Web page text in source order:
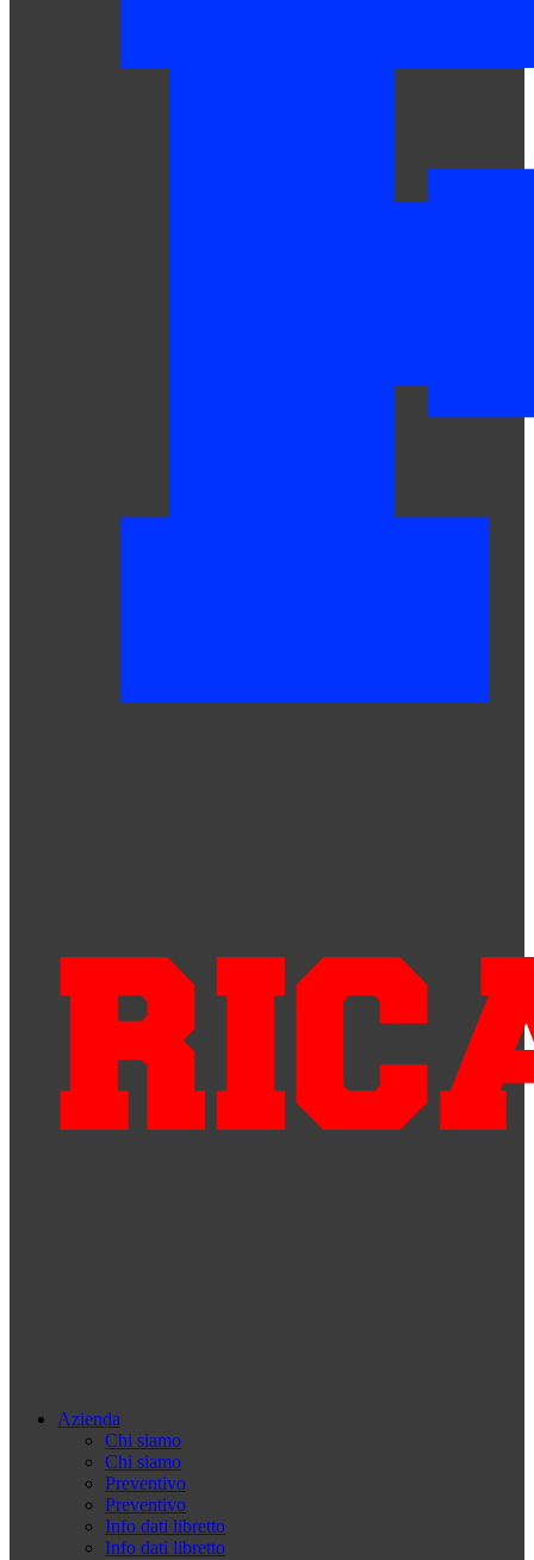
Azienda
Chi siamo
Chi siamo
Preventivo
Preventivo
Info dati libretto
Info dati libretto